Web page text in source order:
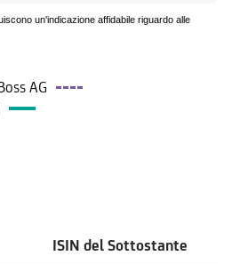
un'indicazione affidabile riguardo alle
AG
ISIN del Sottostante